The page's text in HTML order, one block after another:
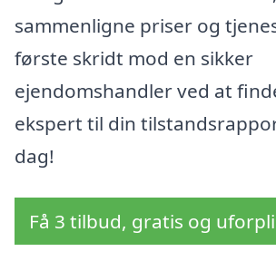
sammenligne priser og
første skridt mod en sikker
ejendomshandler ved at
ekspert til din
dag!
Få 3 tilbud, gratis og